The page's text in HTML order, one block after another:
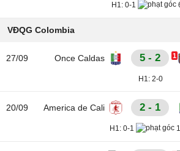
H1: 0-1
VĐQG Colombia
27/09 Once Caldas 5 - 2 1
H1:2-0
20/09 America de Cali 2 - 1
H1:0-1